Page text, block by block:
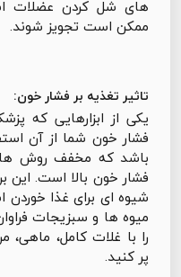
های شل کردن عضلات
ممکن است تجویز شوند.
تاثیر تغذیه بر فشار خون:
یکی از ابزارهایی که
باشد که مخفف روش
فشار خون بالا است. این
شیوه ای برای غذا
میوه ها و سبزیجات
را با غلات کامل، ماهی،
پر کنید.